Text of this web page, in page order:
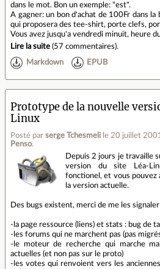
dans le mot. Bon un exemple: "est".
A gagner: un bon d'achat de 100Fr dans
qui proposera des tee-shirt, porte clefs,
Vous avez jusqu'a vendredi minuit, heure
Lire la suite (57 commentaires).
Markdown EPUB
Prototype de la nouvelle
Linux
Posté par serge Tchesmeli le 20 juillet
Penso.
Depuis 2 jours je travaille
version du site Léa-
fonctionel, et vous pouvez
la version actuelle.
Des bugs existent, merci de me les
-la page ressource (liens) et stats : bug de
-les forums qui ne marchent pas (pas
-le moteur de recherche qui marche
actuelles (et non pas sur le proto)
-les votes qui renvoient vers les